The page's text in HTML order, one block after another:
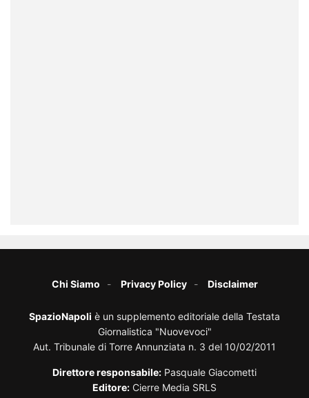
Chi Siamo Privacy Policy Disclaimer
SpazioNapoli è un supplemento editoriale della Testata
Giornalistica "Nuovevoci"
Aut. Tribunale di Torre Annunziata n. 3 del 10/02/2011
Direttore responsabile: Pasquale Giacometti
Editore: Cierre Media SRLS